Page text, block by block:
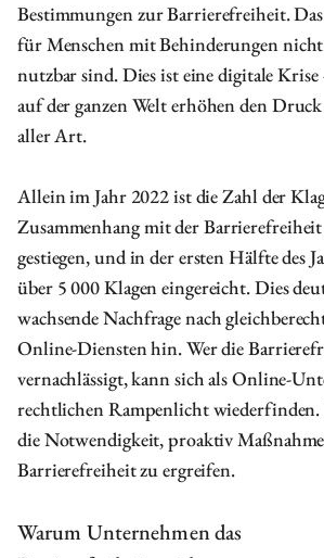
Bestimmungen zur Barrierefreiheit. Das
für Menschen mit Behinderungen
nutzbar sind. Dies ist eine digitale
auf der ganzen Welt erhöhen den
aller Art.
Allein im Jahr 2022 ist die Zahl der
Zusammenhang mit der
gestiegen, und in der ersten Hälfte des
über 5 000 Klagen eingereicht. Dies
wachsende Nachfrage nach
Online-Diensten hin. Wer die
vernachlässigt, kann sich als Online-
rechtlichen Rampenlicht
die Notwendigkeit, proaktiv
Barrierefreiheit zu ergreifen.
Warum Unternehmen das